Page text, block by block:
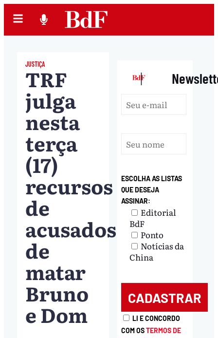
JUSTIÇA
TRF
julga
nesta
terça
(17)
recursos
de
acusados
de
matar
Bruno
e Dom
|
ESCOLHA AS LISTAS
QUE DESEJA
ASSINAR:
Editorial
BdF
Ponto
Notícias da
China
LI E CONCORDO
COM OSTERMOS DE